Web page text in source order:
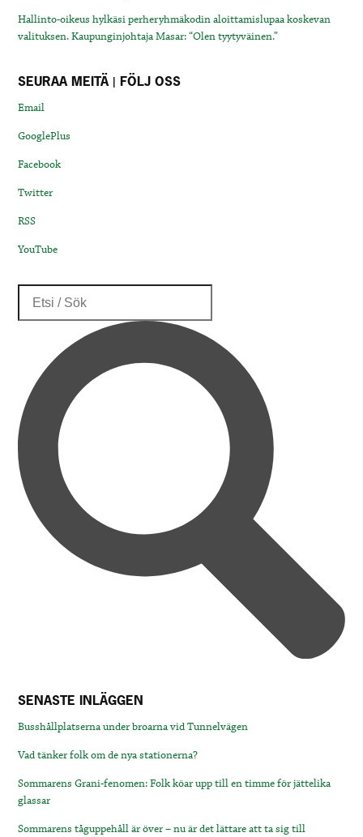
Hallinto-oikeus hylkäsi perheryhmäkodin aloittamislupaa koskevan
valituksen. Kaupunginjohtaja Masar: “Olen tyytyväinen.”
SEURAA MEITÄ | FÖLJ OSS
Email
GooglePlus
Facebook
Twitter
RSS
YouTube
SENASTE INLÄGGEN
Busshållplatserna under broarna vid Tunnelvägen
Vad tänker folk om de nya stationerna?
Sommarens Grani-fenomen: Folk köar upp till en timme för jättelika
glassar
Sommarens tåguppehåll är över – nu är det lättare att ta sig till